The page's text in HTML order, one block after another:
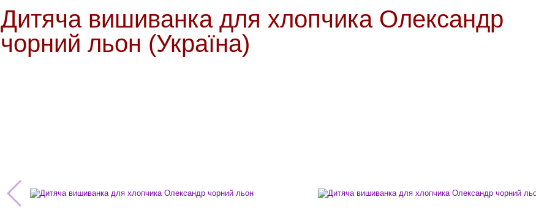
Дитяча вишиванка для хлопчика Олександр
чорний льон (Україна)